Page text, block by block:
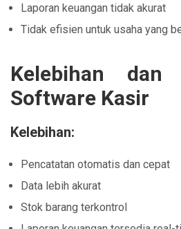
Laporan keuangan tidak akurat
Tidak efisien untuk usaha yang
Kelebihan dan
Software Kasir
Kelebihan:
Pencatatan otomatis dan cepat
Data lebih akurat
Stok barang terkontrol